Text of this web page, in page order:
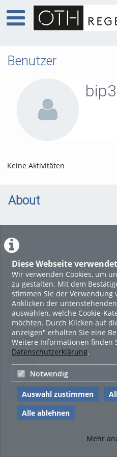
Diese Webseite
Wir verwenden Cookies, um
zu gestalten. Mit dem
stimmen Sie der Verwendung
Anklicken der
auswählen, welche Cookie-
möchten. Durch Klicken auf
anzeigen" erhalten Sie eine
Weitere Informationen finden
Datenschutzerklärung.
Notwendig
Auswahl zustimmen
Alle ablehnen
Mehr
Benutzer
Keine Aktivitäten
About
Links
Videoplattform & Player